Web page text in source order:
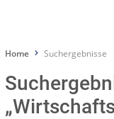
Home Suchergebnisse